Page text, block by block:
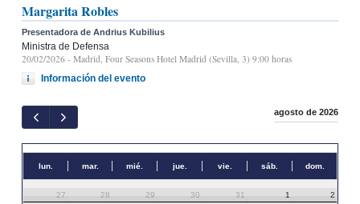
Margarita Robles
Presentadora de Andrius Kubilius
Ministra de Defensa
20/02/2026 - Madrid, Four Seasons Hotel Madrid (Sevilla, 3) 9:00 horas
Información del evento
agosto de 2026
lun. mar. mié. jue. vie. sáb. dom.
27 28 29 30 31 1 2